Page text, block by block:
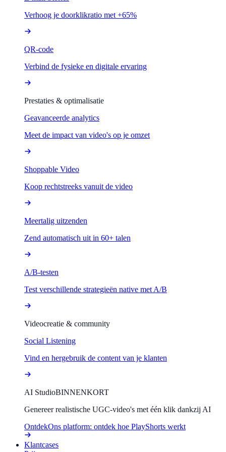
Verhoog je doorklikratio met +65%
QR-code
Verbind de fysieke en digitale ervaring
Prestaties & optimalisatie
Geavanceerde analytics
Meet de impact van video's op je omzet
Shoppable Video
Koop rechtstreeks vanuit de video
Meertalig uitzenden
Zend automatisch uit in 60+ talen
A/B-testen
Test verschillende strategieën native met A/B
Videocreatie & community
Social Listening
Vind en hergebruik de content van je klanten
AI StudioBINNENKORT
Genereer realistische UGC-video's met één klik dankzij AI
OntdekOns platform: ontdek hoe PlayShorts werkt
Klantcases